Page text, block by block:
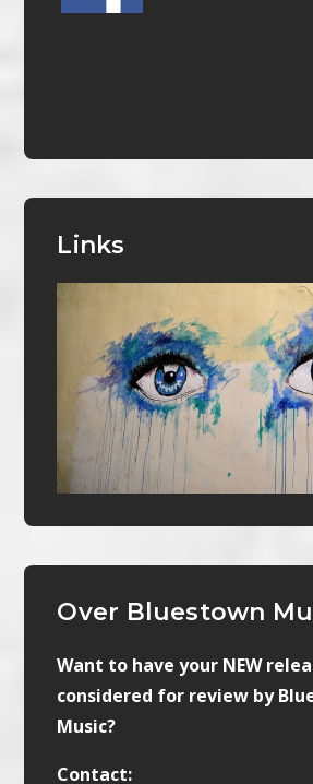
Links
Over Bluestown
Want to have your NEW
considered for review by
Music?
Contact: